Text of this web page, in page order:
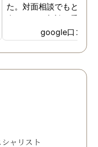
た。対面相談でもとても
身になって相談に乗って
ださりすぐに契約といっ
こともなく金銭的な問題
ありましたので相談して
さりました。結果として
後どうですか？と連絡ま
google口コミ